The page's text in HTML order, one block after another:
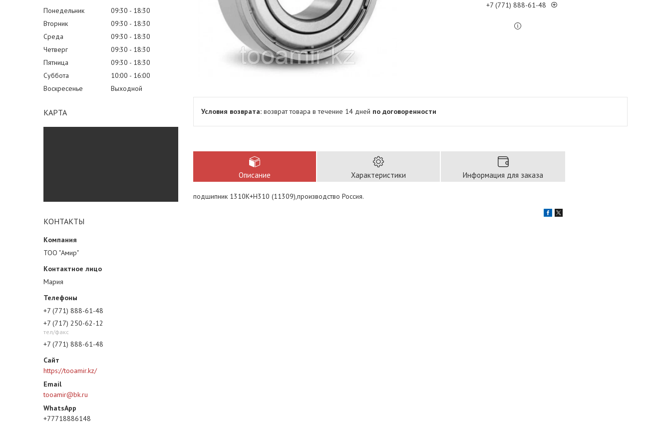
Понедельник 09:30
18:30
Вторник
09:30
18:30
Среда
09:30
18:30
Четверг
09:30
18:30
Пятница
09:30
18:30
Суббота
10:00
16:00
Воскресенье
Выходной
КАРТА
КОНТАКТЫ
ТОО "Амир"
Мария
+7 (771) 888-61-48
+7 (717) 250-62-12
тел/факс
+7 (771) 888-61-48
https://tooamir.kz/
tooamir@bk.ru
+77718886148
+7 (771) 888-61-48
возврат товара в течение 14 дней по договоренности
Описание Характеристики Информация для заказа
подшипник 1310K+H310 (11309),производство Россия.